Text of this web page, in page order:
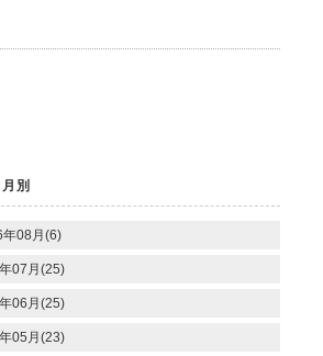
月別
08月(6)
07月(25)
06月(25)
05月(23)